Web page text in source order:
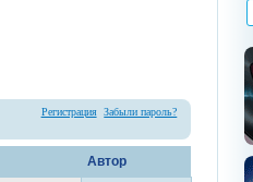
Забыли пароль?
Регистрация
Автор